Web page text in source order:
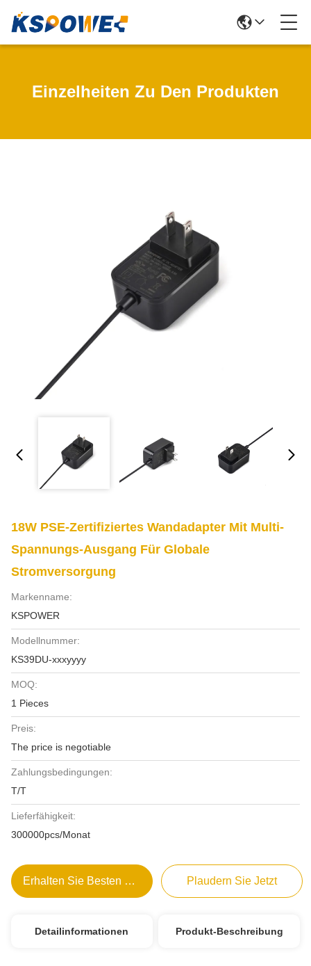
Einzelheiten Zu Den Produkten
18W PSE-Zertifiziertes Wandadapter Mit Multi-
Spannungs-Ausgang Für Globale
Stromversorgung
Markenname:
KSPOWER
Modellnummer:
KS39DU-xxxyyyy
MOQ:
1 Pieces
Preis:
The price is negotiable
Zahlungsbedingungen:
T/T
Lieferfähigkeit:
300000pcs/Monat
Erhalten Sie Besten Preis Plaudern Sie Jetzt
Detailinformationen Produkt-Beschreibung